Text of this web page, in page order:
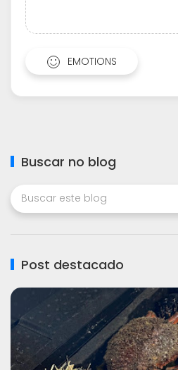
EMOTIONS
Buscar no blog
Post destacado